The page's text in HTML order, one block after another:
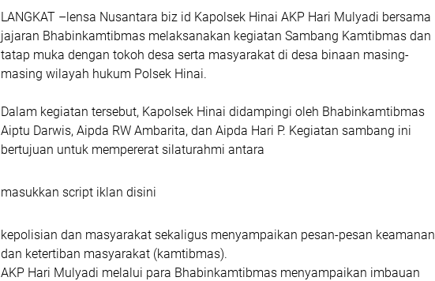
LANGKAT –lensa Nusantara biz id Kapolsek Hinai AKP Hari Mulyadi bersama
jajaran Bhabinkamtibmas melaksanakan kegiatan Sambang Kamtibmas dan
tatap muka dengan tokoh desa serta masyarakat di desa binaan masing-
masing wilayah hukum Polsek Hinai.
Dalam kegiatan tersebut, Kapolsek Hinai didampingi oleh Bhabinkamtibmas
Aiptu Darwis, Aipda RW Ambarita, dan Aipda Hari P. Kegiatan sambang ini
bertujuan untuk mempererat silaturahmi antara
masukkan script iklan disini
kepolisian dan masyarakat sekaligus menyampaikan pesan-pesan keamanan
dan ketertiban masyarakat (kamtibmas).
AKP Hari Mulyadi melalui para Bhabinkamtibmas menyampaikan imbauan